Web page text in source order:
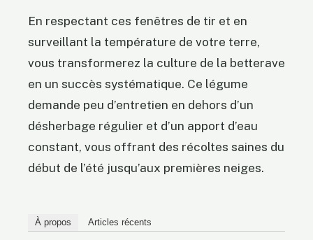
En respectant ces fenêtres de tir et en
surveillant la température de votre terre,
vous transformerez la culture de la betterave
en un succès systématique. Ce légume
demande peu d’entretien en dehors d’un
désherbage régulier et d’un apport d’eau
constant, vous offrant des récoltes saines du
début de l’été jusqu’aux premières neiges.
À propos Articles récents